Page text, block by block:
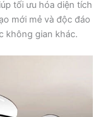
tối ưu hóa diện tích
mới mẻ và độc đáo
không gian khác.